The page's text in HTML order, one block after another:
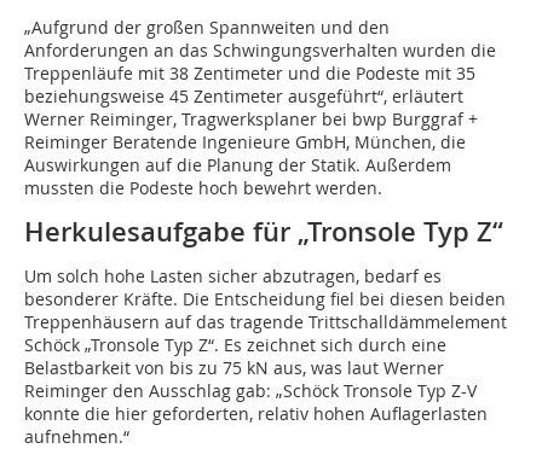
„Aufgrund der großen Spannweiten und den
Anforderungen an das Schwingungsverhalten wurden die
Treppenläufe mit 38 Zentimeter und die Podeste mit 35
beziehungsweise 45 Zentimeter ausgeführt“, erläutert
Werner Reiminger, Tragwerksplaner bei bwp Burggraf +
Reiminger Beratende Ingenieure GmbH, München, die
Auswirkungen auf die Planung der Statik. Außerdem
mussten die Podeste hoch bewehrt werden.
Herkulesaufgabe für „Tronsole Typ Z“
Um solch hohe Lasten sicher abzutragen, bedarf es
besonderer Kräfte. Die Entscheidung fiel bei diesen beiden
Treppenhäusern auf das tragende Trittschalldämmelement
Schöck „Tronsole Typ Z“. Es zeichnet sich durch eine
Belastbarkeit von bis zu 75 kN aus, was laut Werner
Reiminger den Ausschlag gab: „Schöck Tronsole Typ Z-V
konnte die hier geforderten, relativ hohen Auflagerlasten
aufnehmen.“